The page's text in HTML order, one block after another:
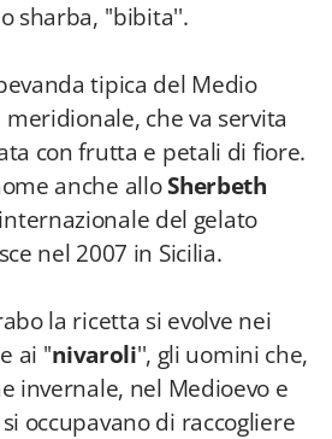
sharba, ''bibita''.
tipica del Medio
che va servita
con frutta e petali di fiore.
anche alloSherbeth
del gelato
nel 2007 in Sicilia.
la ricetta si evolve nei
ai ''nivaroli'', gli uomini che,
invernale, nel Medioevo e
occupavano di raccogliere